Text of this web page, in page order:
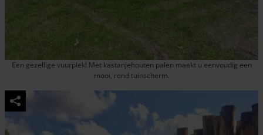
Een gezellige vuurplek! Met kastanjehouten palen maakt u eenvoudig een
mooi, rond tuinscherm.